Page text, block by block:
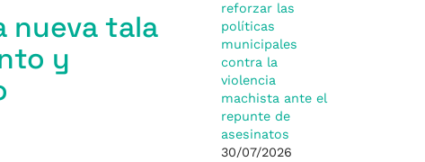
nueva tala
y
reforzar las
políticas
municipales
contra la
violencia
machista ante el
repunte de
asesinatos
30/07/2026